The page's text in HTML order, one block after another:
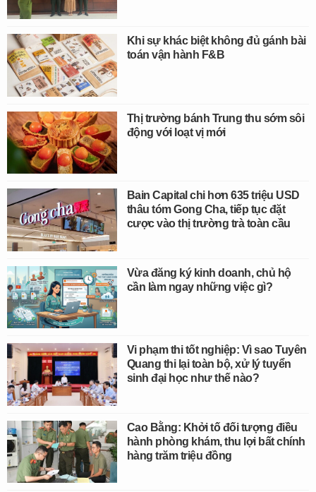
Khi sự khác biệt không đủ gánh bài
toán vận hành F&B
Thị trường bánh Trung thu sớm sôi
động với loạt vị mới
Bain Capital chi hơn 635 triệu USD
thâu tóm Gong Cha, tiếp tục đặt
cược vào thị trường trà toàn cầu
Vừa đăng ký kinh doanh, chủ hộ
cần làm ngay những việc gì?
Vi phạm thi tốt nghiệp: Vì sao Tuyên
Quang thi lại toàn bộ, xử lý tuyển
sinh đại học như thế nào?
Cao Bằng: Khởi tố đối tượng điều
hành phòng khám, thu lợi bất chính
hàng trăm triệu đồng